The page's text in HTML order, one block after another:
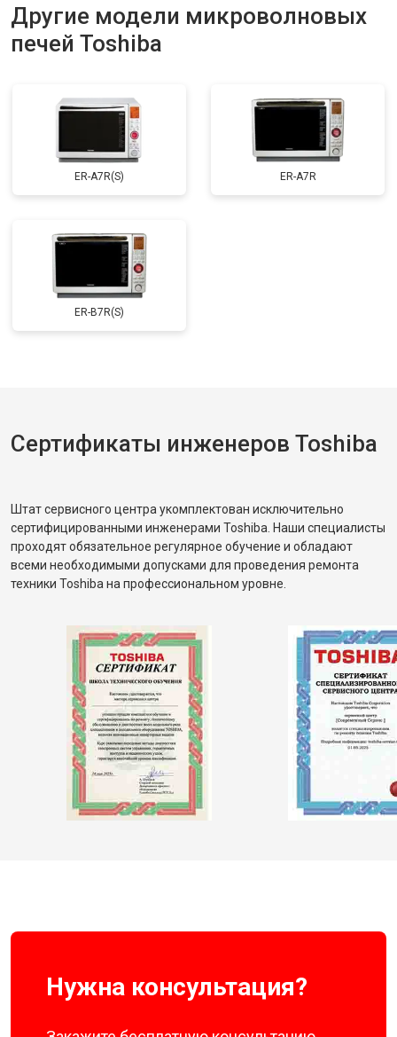
Другие модели микроволновых
печей Toshiba
ER-A7R(S) ER-A7R
ER-B7R(S)
Сертификаты инженеров Toshiba
Штат сервисного центра укомплектован исключительно
сертифицированными инженерами Toshiba. Наши специалисты
проходят обязательное регулярное обучение и обладают
всеми необходимыми допусками для проведения ремонта
техники Toshiba на профессиональном уровне.
Нужна консультация?